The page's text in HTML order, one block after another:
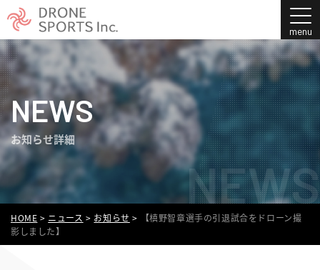
NEWS
お知らせ詳細
NEWS
HOME > ニュース > お知らせ >
【槙野智章選手の引退試合をドローン撮
影しました】